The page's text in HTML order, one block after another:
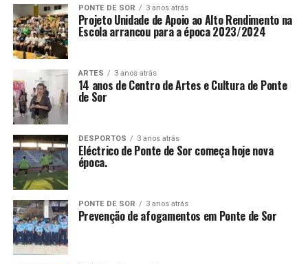
PONTE DE SOR 3 anos atrás
Projeto Unidade de Apoio ao Alto Rendimento na
Escola arrancou para a época 2023/2024
ARTES 3 anos atrás
14 anos de Centro de Artes e Cultura de Ponte
de Sor
DESPORTOS 3 anos atrás
Eléctrico de Ponte de Sor começa hoje nova
época.
PONTE DE SOR 3 anos atrás
Prevenção de afogamentos em Ponte de Sor